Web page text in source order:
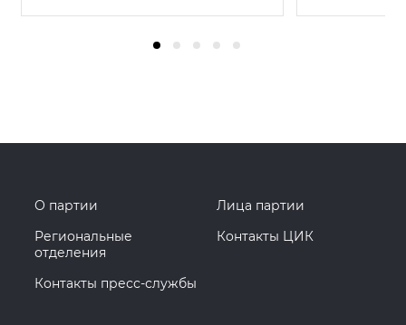
О партии
Лица партии
Региональные
отделения
Контакты ЦИК
Контакты пресс-службы